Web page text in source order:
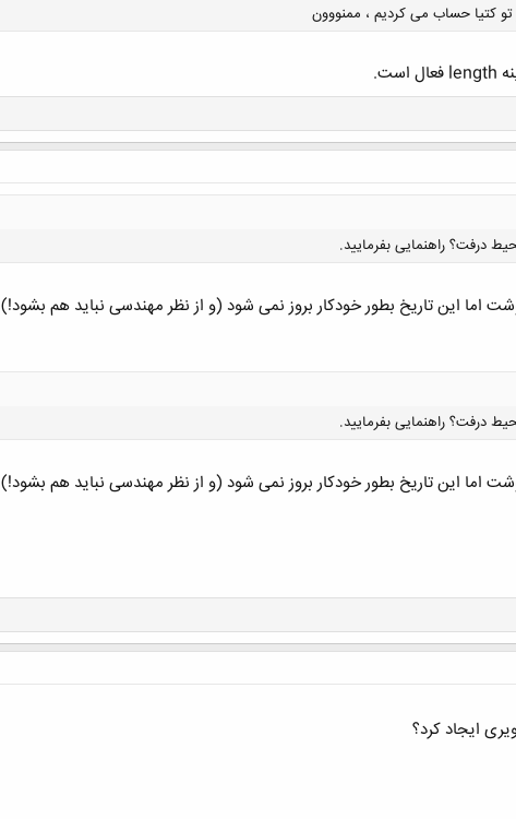
کتیا حساب می کردیم ، ممنووون
کلیک کنید تا باز شود...
درفت؟ راهنمایی بفرمایید.
اما این تاریخ بطور خودکار بروز نمی شود (و از نظر مهندسی نباید هم بشود!)
درفت؟ راهنمایی بفرمایید.
اما این تاریخ بطور خودکار بروز نمی شود (و از نظر مهندسی نباید هم بشود!)
ایجاد کرد؟